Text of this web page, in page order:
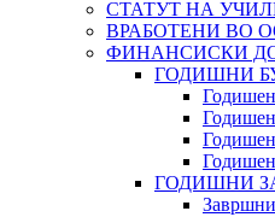
СТАТУТ НА
ВРАБОТЕНИ ВО
ФИНАНСИСКИ
ГОДИШНИ
ГОДИШНИ